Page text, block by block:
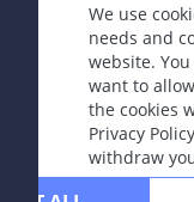
We use
needs and
website.
want to
the cookies
Privacy
withdraw
Copyright ©
Founding